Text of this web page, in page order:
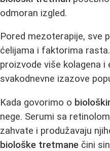
odmoran izgled.
Pored mezoterapije, sve
ćelijama i faktorima
proizvode više kolagena
svakodnevne izazove
Kada govorimo o
nege. Serumi sa
zahvate i produžavaju
biološke tretmane čini